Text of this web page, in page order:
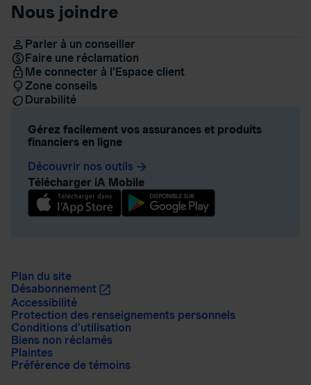
Nous joindre
Parler à un conseiller
Faire une réclamation
Me connecter à l’Espace client
Zone conseils
Durabilité
Gérez facilement vos assurances et produits
financiers en ligne
Découvrir nos outils arrow_forward
Télécharger iA Mobile
Plan du site
Désabonnement
Accessibilité
Protection des renseignements personnels
Conditions d’utilisation
Biens non réclamés
Plaintes
Préférence de témoins